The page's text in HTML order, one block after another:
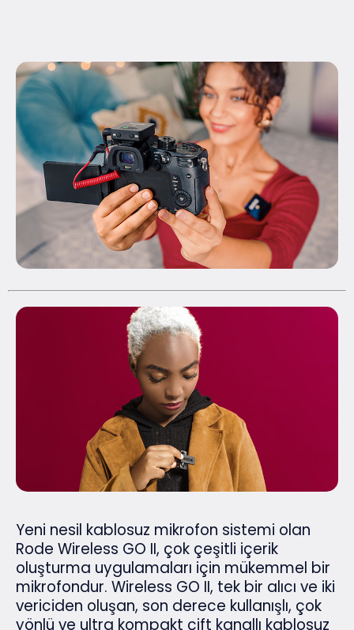
Yeni nesil kablosuz mikrofon sistemi olan
Rode Wireless GO II, çok çeşitli içerik
oluşturma uygulamaları için mükemmel bir
mikrofondur. Wireless GO II, tek bir alıcı ve iki
vericiden oluşan, son derece kullanışlı, çok
yönlü ve ultra kompakt çift kanallı kablosuz